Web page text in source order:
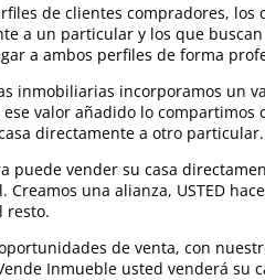
de clientes compradores,
a un particular y los que
a ambos perfiles de forma
inmobiliarias incorporamos un
ese valor añadido lo compartimos
directamente a otro particular.
puede vender su casa
Creamos una alianza, USTED
resto.
de venta, con
Inmueble usted venderá su